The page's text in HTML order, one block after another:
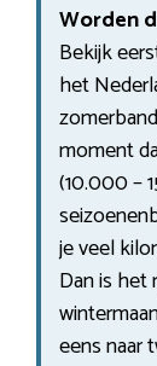
Worden
Bekijk
het
moment
(10.000 –
je veel
Dan is het
eens naar